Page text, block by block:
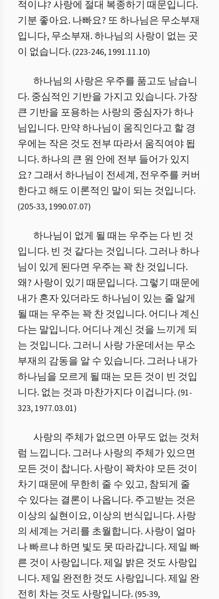
적이냐? 사랑에 절대 복종하기 때문입니다.
기분 좋아요. 나빠요? 또 하나님은 무소부재
입니다, 무소부재. 하나님의 사랑이 없는 곳
이 없습니다. (223-246, 1991.11.10)
하나님의 사랑은 우주를 품고도 남습니
다. 중심적인 기반을 가지고 있습니다. 가장
큰 기반을 포용하는 사랑의 중심자가 하나
님입니다. 만약 하나님이 움직인다고 할 경
우에는 작은 것도 전부 따라서 움직여야 됩
니다.하나의 큰 원 안에 전부 들어가 있지
요? 그래서 하나님이 전세계, 전우주를 커버
한다고 해도 이론적인 말이 되는 것입니다.
(205-33, 1990.07.07)
하나님이 없게 될 때는 우주는 다 빈 것
입니다. 빈 것 같다는 것입니다. 그러나 하나
님이 있게 된다면 우주는 꽉 찬 것입니다.
왜? 사랑이 있기 때문입니다.그렇기 때문에
내가 혼자 있더라도 하나님이 있는 줄 알게
될 때는 우주는 꽉 찬 것입니다. 어디나 계신
다는 말입니다. 어디나 계신 것을 느끼게 되
는 것입니다. 그러니 사랑 가운데서는 무소
부재의 감동을 알 수 있습니다. 그러나 내가
하나님을 모르게 될 때는 모든 것이 빈 것입
니다. 없는 것과 마찬가지다 이겁니다. (91-
323, 1977.03.01)
사랑의 주체가 없으면 아무도 없는 것처
럼 느낍니다. 그러나 사랑의 주체가 있으면
모든 것이 찹니다. 사랑이 꽉차야 모든 것이
차기 때문에 무한히 줄 수 있고, 참되게 줄
수 있다는 결론이 나옵니다. 주고받는 것은
이상의 실현이요, 이상의 번식입니다. 사랑
의 세계는 거리를 초월합니다. 사랑이 얼마
나 빠르냐 하면 빛도 못 따라갑니다. 제일 빠
른 것이 사랑입니다. 제일 밝은 것도 사랑입
니다. 제일 완전한 것도 사랑입니다. 제일 완
전히 차는 것도 사랑입니다. (95-39,